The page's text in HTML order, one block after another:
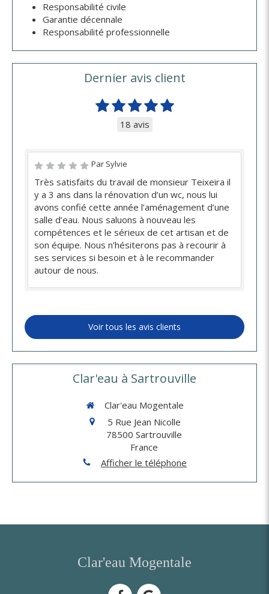
Responsabilité civile
Garantie décennale
Responsabilité professionnelle
Dernier avis client
18 avis
Par Sylvie
Très satisfaits du travail de monsieur Teixeira il
y a 3 ans dans la rénovation d’un wc, nous lui
avons confié cette année l’aménagement d’une
salle d’eau. Nous saluons à nouveau les
compétences et le sérieux de cet artisan et de
son équipe. Nous n’hésiterons pas à recourir à
ses services si besoin et à le recommander
autour de nous.
Voir tous les avis clients
Clar'eau à Sartrouville
Clar'eau Mogentale
5 Rue Jean Nicolle
78500 Sartrouville
France
Afficher le téléphone
Clar'eau Mogentale